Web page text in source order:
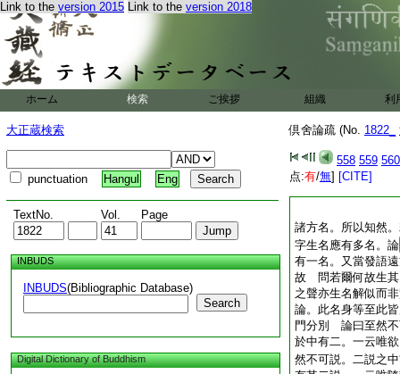
Link to the version 2015 Link to the version 2018
ホーム 検索 ご挨拶 組織 利
大正蔵検索
punctuation Hangul Eng
TextNo. Vol. Page
INBUDS
INBUDS(Bibliographic Database)
Search
Digital Dictionary of Buddhism
倶舍論疏 (No. 1822_
558 559 560
点:有/無] [CITE]
諸方名。所以知然
字生名應有多名。論
有一名。又當發語
故 問若爾何故生
之聲亦生名解似而
論。此名身等至此
門分別 論曰至然不
於中有二。一云唯
然不可説。二説之